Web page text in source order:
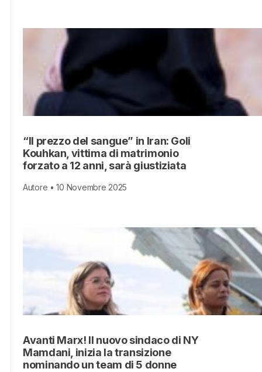
“Il prezzo del sangue” in Iran: Goli
Kouhkan, vittima di matrimonio
forzato a 12 anni, sarà giustiziata
Autore • 10 Novembre 2025
Avanti Marx! Il nuovo sindaco di NY
Mamdani, inizia la transizione
nominando un team di 5 donne